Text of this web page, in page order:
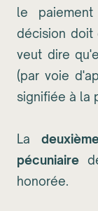
le
décision doit
veut dire
(par voie
signifiée à la
La
pécuniaire
honorée.